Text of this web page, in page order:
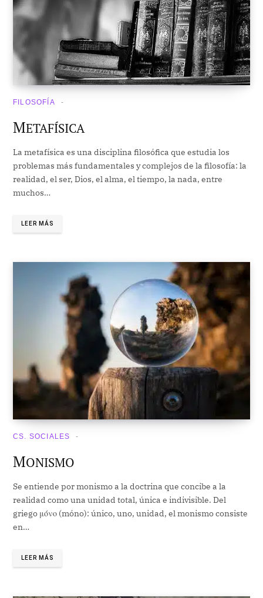
FILOSOFÍA
METAFÍSICA
La metafísica es una disciplina filosófica que estudia los
problemas más fundamentales y complejos de la filosofía: la
realidad, el ser, Dios, el alma, el tiempo, la nada, entre
muchos…
LEER MÁS
CS. SOCIALES
MONISMO
Se entiende por monismo a la doctrina que concibe a la
realidad como una unidad total, única e indivisible. Del
griego μόνο (móno): único, uno, unidad, el monismo consiste
en…
LEER MÁS